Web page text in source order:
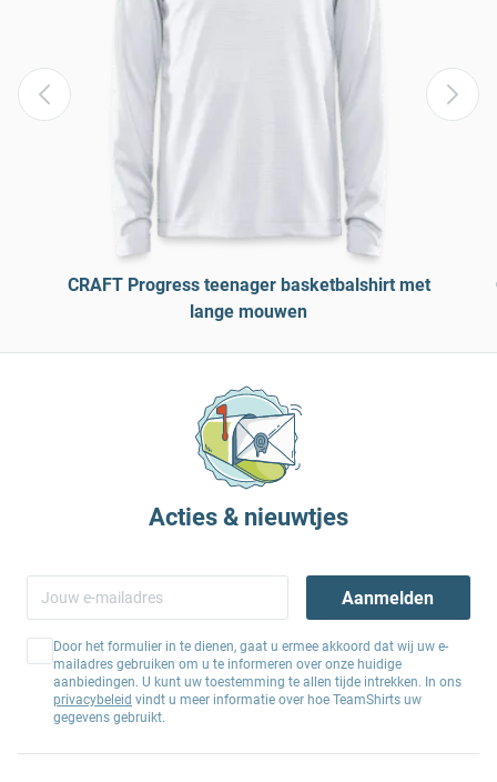
CRAFT Progress teenager basketbalshirt met
lange mouwen
Acties & nieuwtjes
Aanmelden
Door het formulier in te dienen, gaat u ermee akkoord dat wij uw e-
mailadres gebruiken om u te informeren over onze huidige
aanbiedingen. U kunt uw toestemming te allen tijde intrekken. In ons
privacybeleid vindt u meer informatie over hoe TeamShirts uw
gegevens gebruikt.